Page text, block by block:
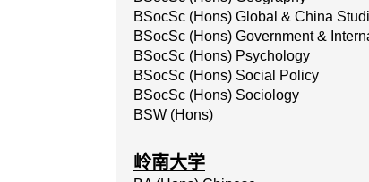
BSocSc (Hons) Global & China
BSocSc (Hons) Government &
BSocSc (Hons) Psychology
BSocSc (Hons) Social Policy
BSocSc (Hons) Sociology
BSW (Hons)
岭南大学